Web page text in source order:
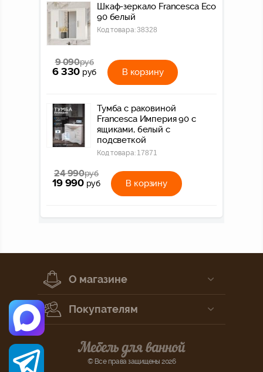
Шкаф-зеркало Francesca Eco
90 белый
Код товара:38328
9 090руб
6 330 руб В корзину
Тумба с раковиной
Francesca Империя 90 с
ящиками, белый с
подсветкой
Код товара: 17871
24 990руб
19 990 руб В корзину
О магазине
Покупателям
© Все права защищены 2026